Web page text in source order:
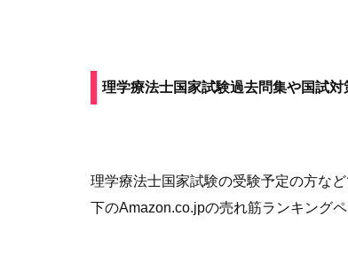
理学療法士国家試験過去問集や国試対
理学療法士国家試験の受験予定の方な
下のAmazon.co.jpの売れ筋ランキング